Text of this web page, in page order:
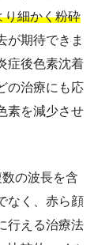
り細かく粉砕
が期待できま
症後色素沈着
の治療にも応
素を減少させ
の波長を含
なく、赤ら顔
行える治療法